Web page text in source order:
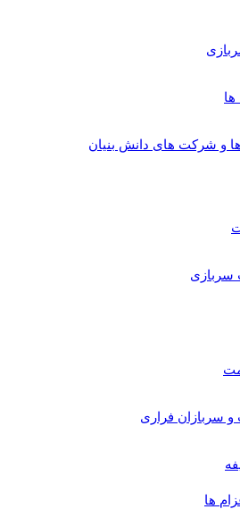
شرکت های دانش بنیان
فراری